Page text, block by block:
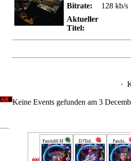
Bitrate:
128 kb/s
Aktueller
Titel:
·
Keine Events gefunden am 3
PandaM-M DJTed... Panda...